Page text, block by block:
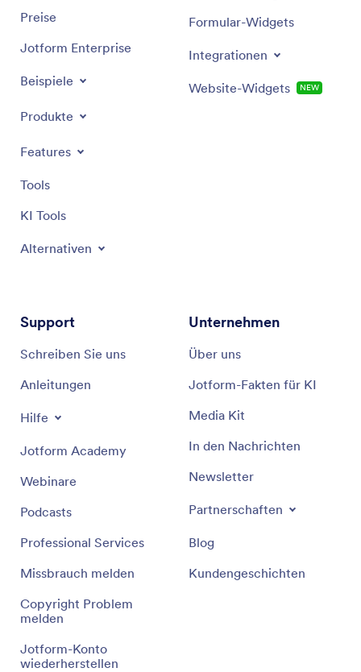
Preise
Jotform Enterprise
Beispiele
Produkte
Features
Tools
KI Tools
Alternativen
Formular-Widgets
Integrationen
Website-Widgets NEW
Support
Schreiben Sie uns
Anleitungen
Hilfe
Jotform Academy
Webinare
Podcasts
Professional Services
Missbrauch melden
Copyright Problem
melden
Jotform-Konto
wiederherstellen
Unternehmen
Über uns
Jotform-Fakten für KI
Media Kit
In den Nachrichten
Newsletter
Partnerschaften
Blog
Kundengeschichten